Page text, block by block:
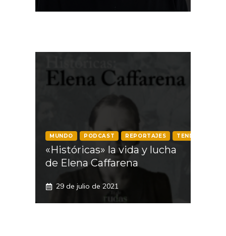
MUNDO PODCAST REPORTAJES TENDENCIAS
«Históricas» la vida y lucha
de Elena Caffarena
29 de julio de 2021